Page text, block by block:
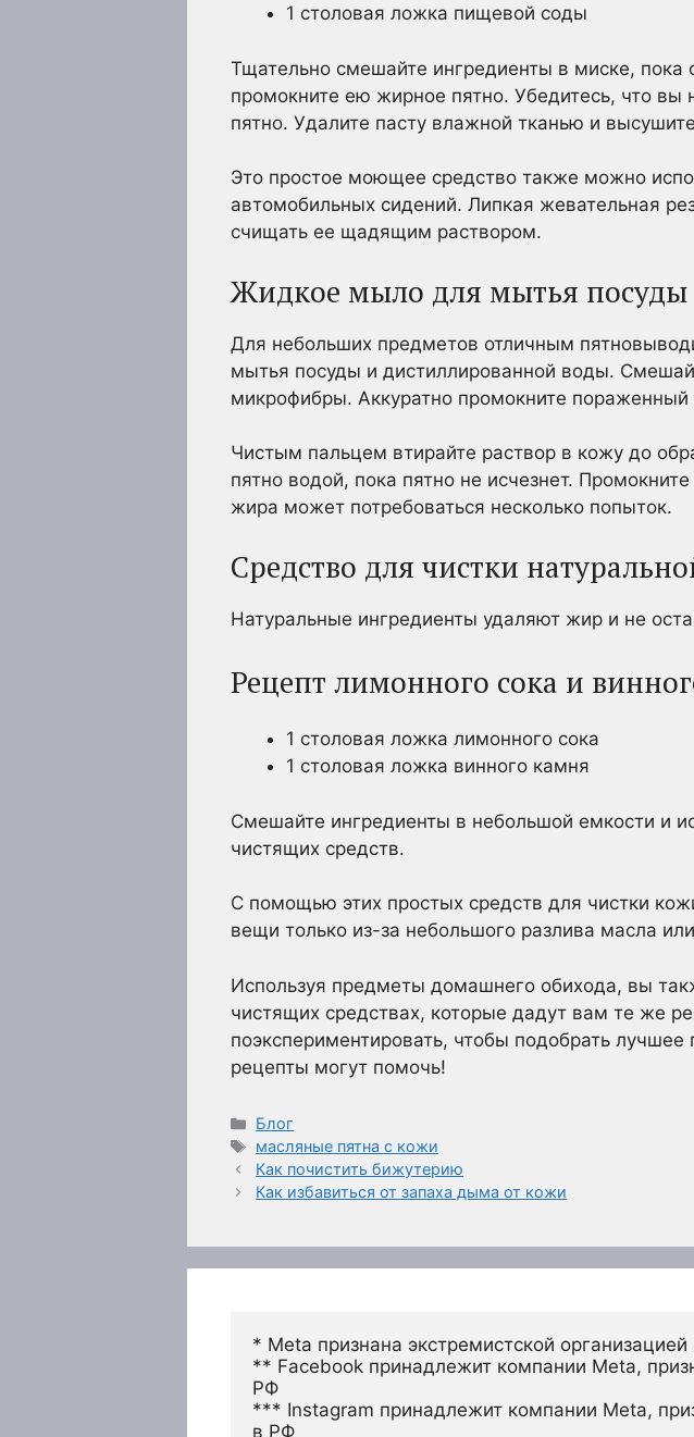
1 столовая ложка пищевой соды
Тщательно смешайте ингредиенты в миске, пока
промокните ею жирное пятно. Убедитесь, что вы
пятно. Удалите пасту влажной тканью и
Это простое моющее средство также можно
автомобильных сидений. Липкая жевательная
счищать ее щадящим раствором.
Жидкое мыло для мытья посуды
Для небольших предметов отличным
мытья посуды и дистиллированной воды.
микрофибры. Аккуратно промокните пораженный
Чистым пальцем втирайте раствор в кожу до
пятно водой, пока пятно не исчезнет.
жира может потребоваться несколько попыток.
Средство для чистки
Натуральные ингредиенты удаляют жир и не
Рецепт лимонного сока и
1 столовая ложка лимонного сока
1 столовая ложка винного камня
Смешайте ингредиенты в небольшой емкости и
чистящих средств.
С помощью этих простых средств для чистки
вещи только из-за небольшого разлива масла
Используя предметы домашнего обихода, вы
чистящих средствах, которые дадут вам те же
поэкспериментировать, чтобы подобрать
рецепты могут помочь!
Рубрики
Блог
Метки
масляные пятна с кожи
Как почистить бижутерию
Как избавиться от запаха дыма от кожи
* Meta признана экстремистской
** Facebook принадлежит компании Meta,
РФ
*** Instagram принадлежит компании Meta,
в РФ